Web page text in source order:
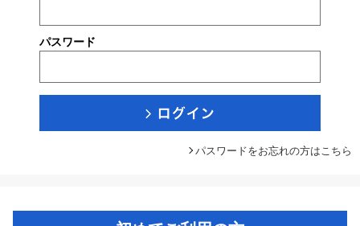
パスワード
パスワードをお忘れの方はこちら